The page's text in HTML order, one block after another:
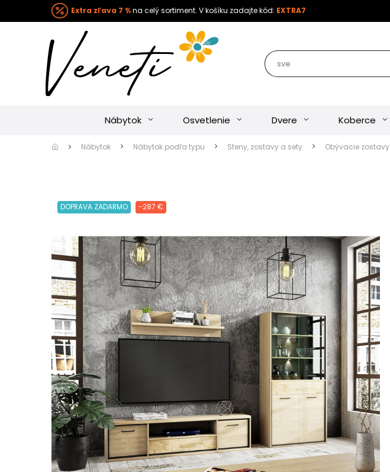
Extra zľava 7 %na celý sortiment. V košíku zadajte kód: EXTRA7
Nábytok Osvetlenie Dvere Koberce
Nábytok Nábytok podľa typu Steny, zostavy a sety Obývacie zostavy
DOPRAVA ZADARMO -287 €